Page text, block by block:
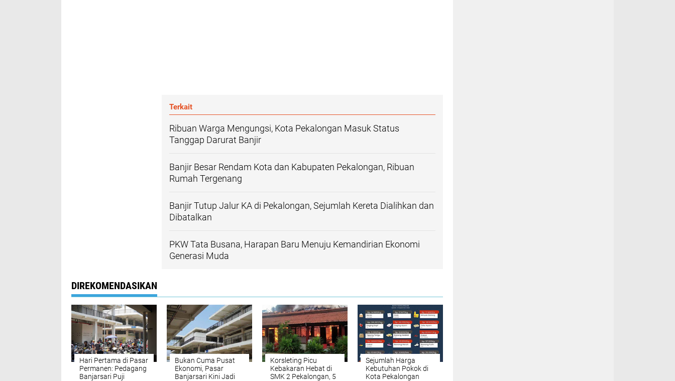
Terkait
Ribuan Warga Mengungsi, Kota Pekalongan Masuk Status
Tanggap Darurat Banjir
Banjir Besar Rendam Kota dan Kabupaten Pekalongan, Ribuan
Rumah Tergenang
Banjir Tutup Jalur KA di Pekalongan, Sejumlah Kereta Dialihkan dan
Dibatalkan
PKW Tata Busana, Harapan Baru Menuju Kemandirian Ekonomi
Generasi Muda
DIREKOMENDASIKAN
Hari Pertama di Pasar
Permanen: Pedagang
Banjarsari Puji
Bukan Cuma Pusat
Ekonomi, Pasar
Banjarsari Kini Jadi
Korsleting Picu
Kebakaran Hebat di
SMK 2 Pekalongan, 5
Sejumlah Harga
Kebutuhan Pokok di
Kota Pekalongan